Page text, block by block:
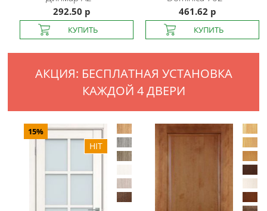
292.50 р
461.62 р
АКЦИЯ: БЕСПЛАТНАЯ УСТАНОВКА
КАЖДОЙ 4 ДВЕРИ
15%